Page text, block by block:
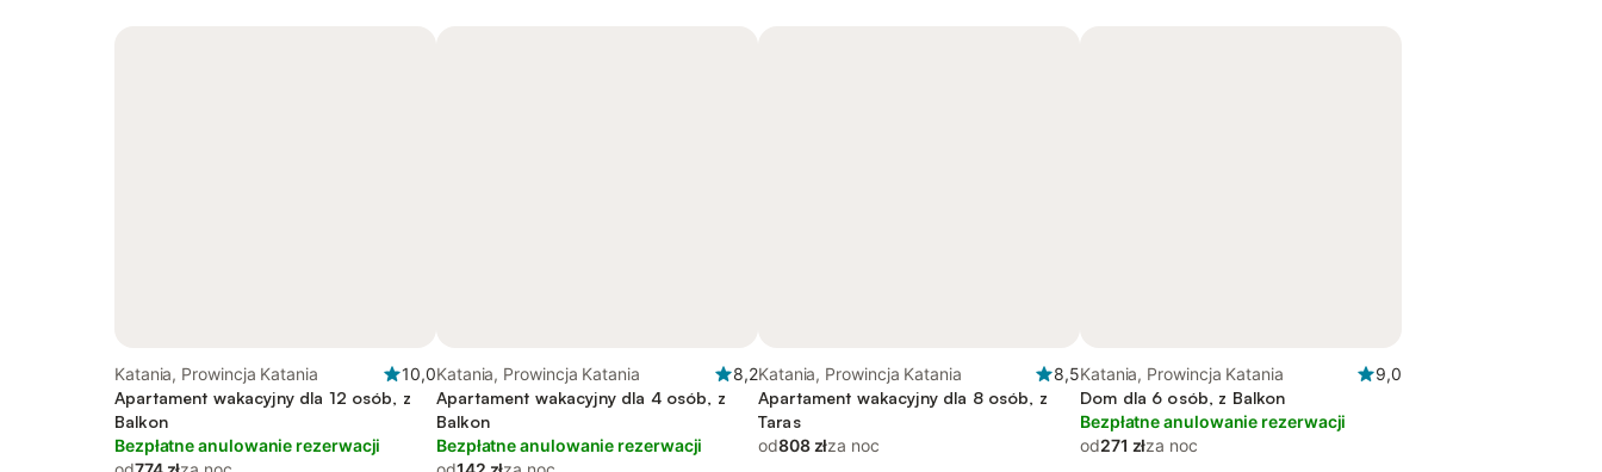
Katania, Prowincja Katania
10,0
Apartament wakacyjny dla 12 osób, z
Balkon
Bezpłatne anulowanie rezerwacji
Katania, Prowincja Katania
8,2
Apartament wakacyjny dla 4 osób, z
Balkon
Bezpłatne anulowanie rezerwacji
Katania, Prowincja Katania
8,5
Apartament wakacyjny dla 8 osób, z
Taras
od808 złza noc
Katania, Prowincja Katania
9,0
Dom dla 6 osób, z Balkon
Bezpłatne anulowanie rezerwacji
od271 złza noc